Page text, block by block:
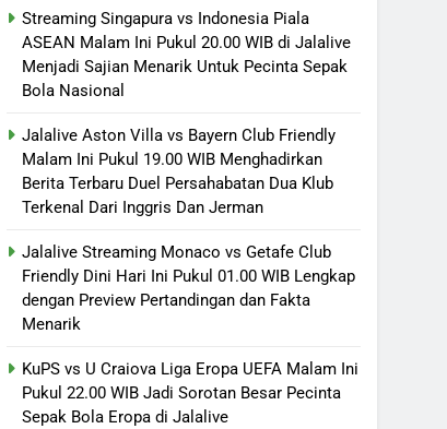
Streaming Singapura vs Indonesia Piala
ASEAN Malam Ini Pukul 20.00 WIB di Jalalive
Menjadi Sajian Menarik Untuk Pecinta Sepak
Bola Nasional
Jalalive Aston Villa vs Bayern Club Friendly
Malam Ini Pukul 19.00 WIB Menghadirkan
Berita Terbaru Duel Persahabatan Dua Klub
Terkenal Dari Inggris Dan Jerman
Jalalive Streaming Monaco vs Getafe Club
Friendly Dini Hari Ini Pukul 01.00 WIB Lengkap
dengan Preview Pertandingan dan Fakta
Menarik
KuPS vs U Craiova Liga Eropa UEFA Malam Ini
Pukul 22.00 WIB Jadi Sorotan Besar Pecinta
Sepak Bola Eropa di Jalalive